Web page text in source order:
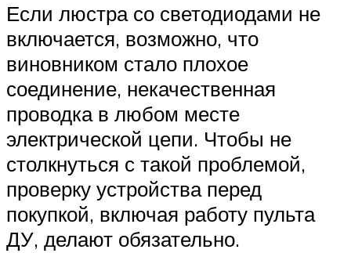
Если люстра со светодиодами не
включается, возможно, что
виновником стало плохое
соединение, некачественная
проводка в любом месте
электрической цепи. Чтобы не
столкнуться с такой проблемой,
проверку устройства перед
покупкой, включая работу пульта
ДУ, делают обязательно.